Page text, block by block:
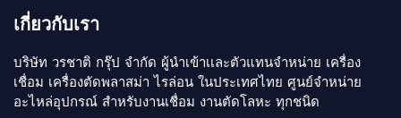
เกี่ยวกับเรา
บริษัท วรชาติ กรุ๊ป จำกัด ผู้นำเข้าเเละตัวแทนจำหน่าย เครื่อง
เชื่อม เครื่องตัดพลาสม่า ไรล่อน ในประเทศไทย ศูนย์จำหน่าย
อะไหล่อุปกรณ์ สำหรับงานเชื่อม งานตัดโลหะ ทุกชนิด